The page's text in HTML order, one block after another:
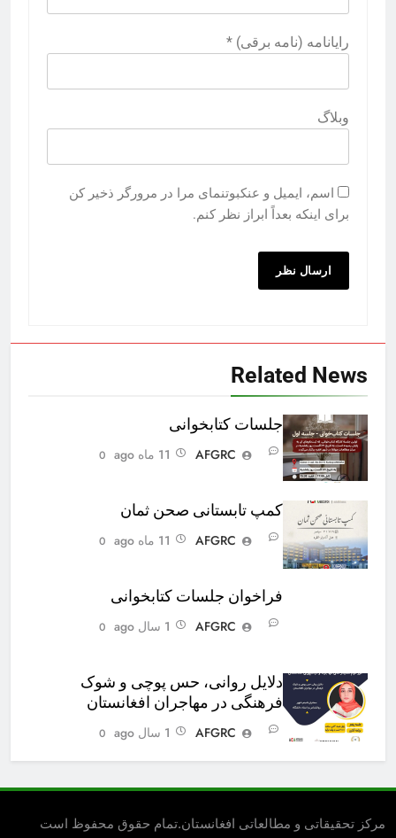
رایانامه (نامه برقی) *
وبلاگ
اسم، ایمیل و عنکبوتنمای مرا در مرورگر ذخیر کن
برای اینکه بعداً ابراز نظر کنم.
Related News
جلسات کتابخوانی
AFGRC
11 ماه ago 0
کمپ تابستانی صحن ثمان
AFGRC
11 ماه ago 0
فراخوان جلسات کتابخوانی
AFGRC
1 سال ago 0
دلایل روانی، حس پوچی و شوک
فرهنگی در مهاجران افغانستان
AFGRC
1 سال ago 0
مرکز تحقیقاتی و مطالعاتی افغانستان.تمام حقوق محفوظ است